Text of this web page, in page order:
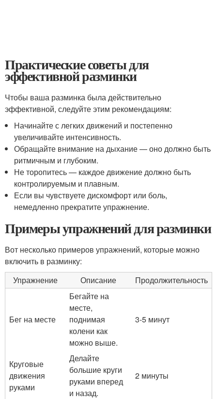
Практические советы для
эффективной разминки
Чтобы ваша разминка была действительно
эффективной, следуйте этим рекомендациям:
Начинайте с легких движений и постепенно
увеличивайте интенсивность.
Обращайте внимание на дыхание — оно должно быть
ритмичным и глубоким.
Не торопитесь — каждое движение должно быть
контролируемым и плавным.
Если вы чувствуете дискомфорт или боль,
немедленно прекратите упражнение.
Примеры упражнений для разминки
Вот несколько примеров упражнений, которые можно
включить в разминку:
Упражнение
Описание Продолжительность
Бег на месте
Бегайте на
месте,
поднимая
колени как
можно выше.
3-5 минут
Круговые
движения
руками
Делайте
большие круги
руками вперед
и назад.
2 минуты